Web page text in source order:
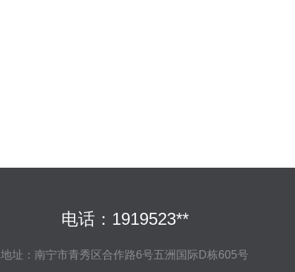
电话：1919523**
地址：南宁市青秀区合作路6号五洲国际D栋605号